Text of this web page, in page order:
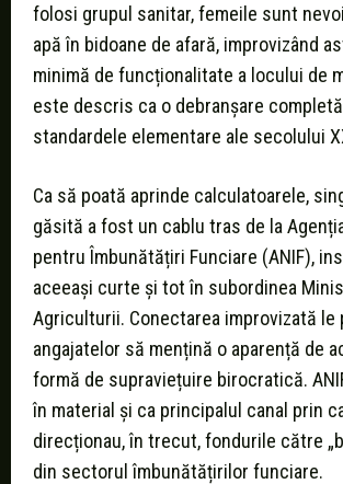
folosi grupul sanitar, femeile sunt
apă în bidoane de afară, improvizând
minimă de funcționalitate a locului de
este descris ca o debranșare
standardele elementare ale secolului
Ca să poată aprinde calculatoarele,
găsită a fost un cablu tras de la
pentru Îmbunătățiri Funciare (ANIF),
aceeași curte și tot în subordinea
Agriculturii. Conectarea improvizată le
angajatelor să mențină o aparență de
formă de supraviețuire birocratică.
în material și ca principalul canal prin
direcționau, în trecut, fondurile către
din sectorul îmbunătățirilor funciare.